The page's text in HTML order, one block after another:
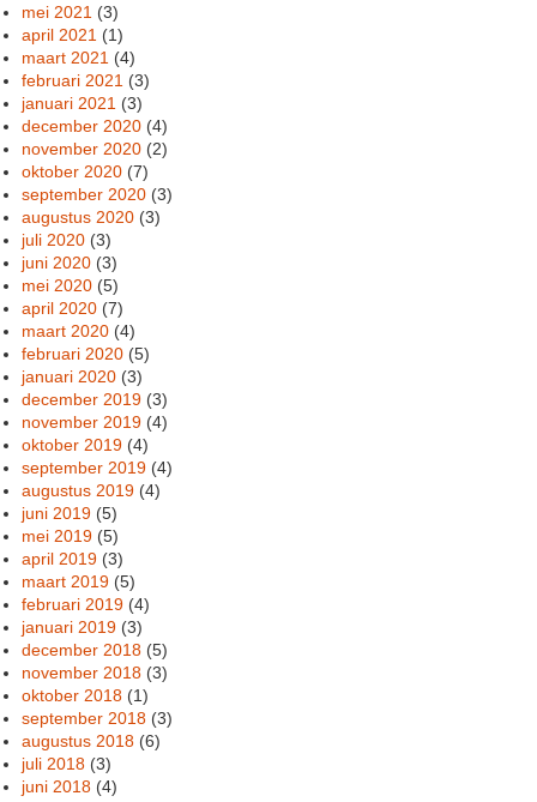
mei 2021 (3)
april 2021 (1)
maart 2021 (4)
februari 2021 (3)
januari 2021 (3)
december 2020 (4)
november 2020 (2)
oktober 2020 (7)
september 2020 (3)
augustus 2020 (3)
juli 2020 (3)
juni 2020 (3)
mei 2020 (5)
april 2020 (7)
maart 2020 (4)
februari 2020 (5)
januari 2020 (3)
december 2019 (3)
november 2019 (4)
oktober 2019 (4)
september 2019 (4)
augustus 2019 (4)
juni 2019 (5)
mei 2019 (5)
april 2019 (3)
maart 2019 (5)
februari 2019 (4)
januari 2019 (3)
december 2018 (5)
november 2018 (3)
oktober 2018 (1)
september 2018 (3)
augustus 2018 (6)
juli 2018 (3)
juni 2018 (4)